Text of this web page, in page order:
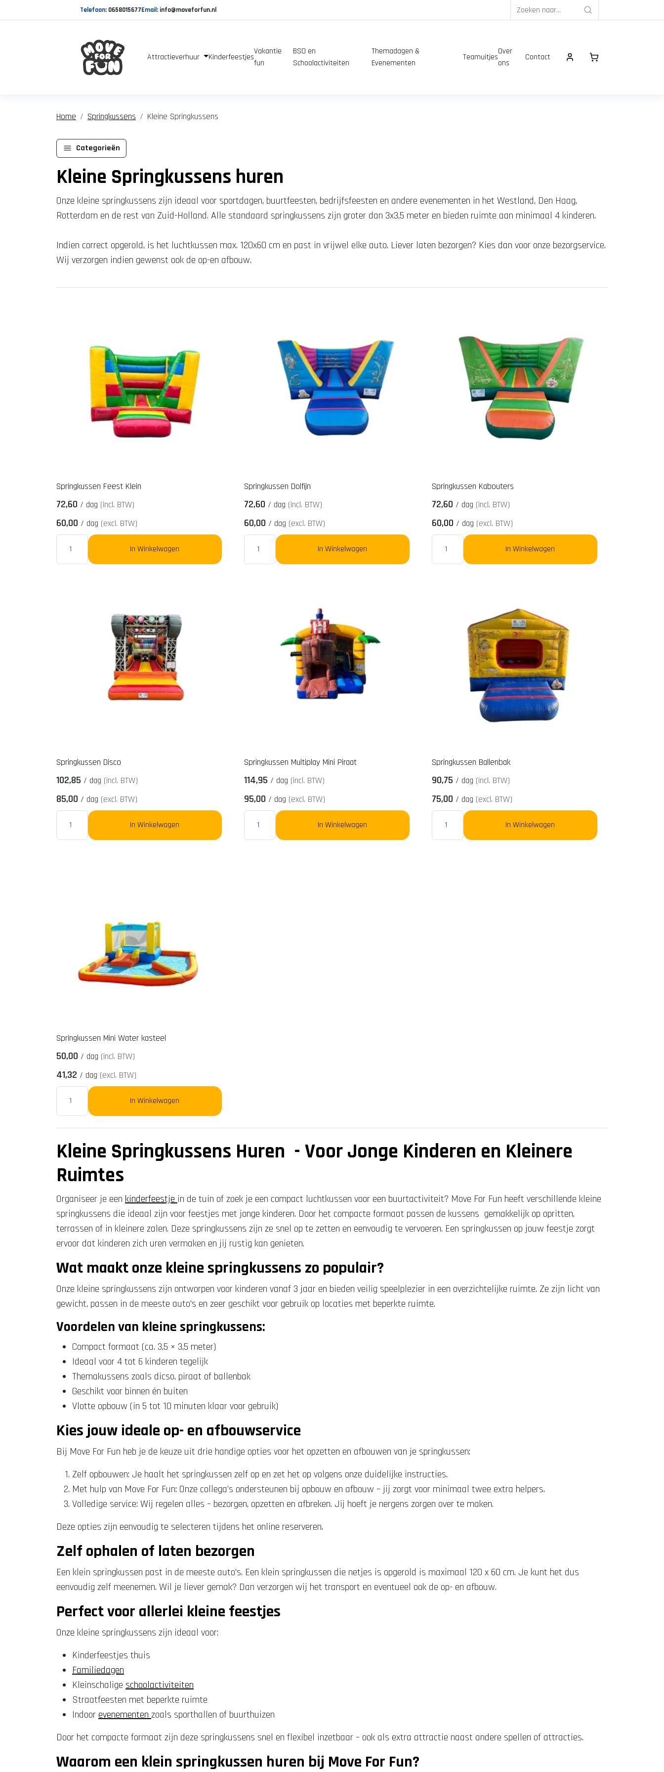
Telefoon: 0658015677Email: info@moveforfun.nl
Attractieverhuur Kinderfeestjes
Vakantie
fun
BSO en
Schoolactiviteiten
Themadagen &
Evenementen
Teamuitjes
Over
ons
Contact
Home Springkussens Kleine Springkussens
Categorieën
Kleine Springkussens huren
Onze kleine springkussens zijn ideaal voor sportdagen, buurtfeesten, bedrijfsfeesten en andere evenementen in het Westland, Den Haag,
Rotterdam en de rest van Zuid-Holland. Alle standaard springkussens zijn groter dan 3x3,5 meter en bieden ruimte aan minimaal 4 kinderen.
Indien correct opgerold, is het luchtkussen max. 120x60 cm en past in vrijwel elke auto. Liever laten bezorgen? Kies dan voor onze bezorgservice.
Wij verzorgen indien gewenst ook de op-en afbouw.
Springkussen Feest Klein
72,60 / dag (incl. BTW)
60,00 / dag (excl. BTW)
In Winkelwagen
Springkussen Dolfijn
72,60 / dag (incl. BTW)
60,00 / dag (excl. BTW)
In Winkelwagen
Springkussen Kabouters
72,60 / dag (incl. BTW)
60,00 / dag (excl. BTW)
In Winkelwagen
Springkussen Disco
102,85 / dag (incl. BTW)
85,00 / dag (excl. BTW)
In Winkelwagen
Springkussen Multiplay Mini Piraat
114,95 / dag (incl. BTW)
95,00 / dag (excl. BTW)
In Winkelwagen
Springkussen Ballenbak
90,75 / dag (incl. BTW)
75,00 / dag (excl. BTW)
In Winkelwagen
Springkussen Mini Water kasteel
50,00 / dag (incl. BTW)
41,32 / dag (excl. BTW)
In Winkelwagen
Kleine Springkussens Huren - Voor Jonge Kinderen en Kleinere
Ruimtes
Organiseer je een kinderfeestje in de tuin of zoek je een compact luchtkussen voor een buurtactiviteit? Move For Fun heeft verschillende kleine
springkussens die ideaal zijn voor feestjes met jonge kinderen. Door het compacte formaat passen de kussens gemakkelijk op opritten,
terrassen of in kleinere zalen. Deze springkussens zijn ze snel op te zetten en eenvoudig te vervoeren. Een springkussen op jouw feestje zorgt
ervoor dat kinderen zich uren vermaken en jij rustig kan genieten.
Wat maakt onze kleine springkussens zo populair?
Onze kleine springkussens zijn ontworpen voor kinderen vanaf 3 jaar en bieden veilig speelplezier in een overzichtelijke ruimte. Ze zijn licht van
gewicht, passen in de meeste auto's en zeer geschikt voor gebruik op locaties met beperkte ruimte.
Voordelen van kleine springkussens:
Compact formaat (ca. 3,5 × 3,5 meter)
Ideaal voor 4 tot 6 kinderen tegelijk
Themakussens zoals dicso, piraat of ballenbak
Geschikt voor binnen én buiten
Vlotte opbouw (in 5 tot 10 minuten klaar voor gebruik)
Kies jouw ideale op- en afbouwservice
Bij Move For Fun heb je de keuze uit drie handige opties voor het opzetten en afbouwen van je springkussen:
Zelf opbouwen: Je haalt het springkussen zelf op en zet het op volgens onze duidelijke instructies.
Met hulp van Move For Fun: Onze collega’s ondersteunen bij opbouw en afbouw – jij zorgt voor minimaal twee extra helpers.
Volledige service: Wij regelen alles – bezorgen, opzetten en afbreken. Jij hoeft je nergens zorgen over te maken.
Deze opties zijn eenvoudig te selecteren tijdens het online reserveren.
Zelf ophalen of laten bezorgen
Een klein springkussen past in de meeste auto's. Een klein springkussen die netjes is opgerold is maximaal 120 x 60 cm. Je kunt het dus
eenvoudig zelf meenemen. Wil je liever gemak? Dan verzorgen wij het transport en eventueel ook de op- en afbouw.
Perfect voor allerlei kleine feestjes
Onze kleine springkussens zijn ideaal voor:
Kinderfeestjes thuis
Familiedagen
Kleinschalige schoolactiviteiten
Straatfeesten met beperkte ruimte
Indoor evenementen zoals sporthallen of buurthuizen
Door het compacte formaat zijn deze springkussens snel en flexibel inzetbaar – ook als extra attractie naast andere spellen of attracties.
Waarom een klein springkussen huren bij Move For Fun?